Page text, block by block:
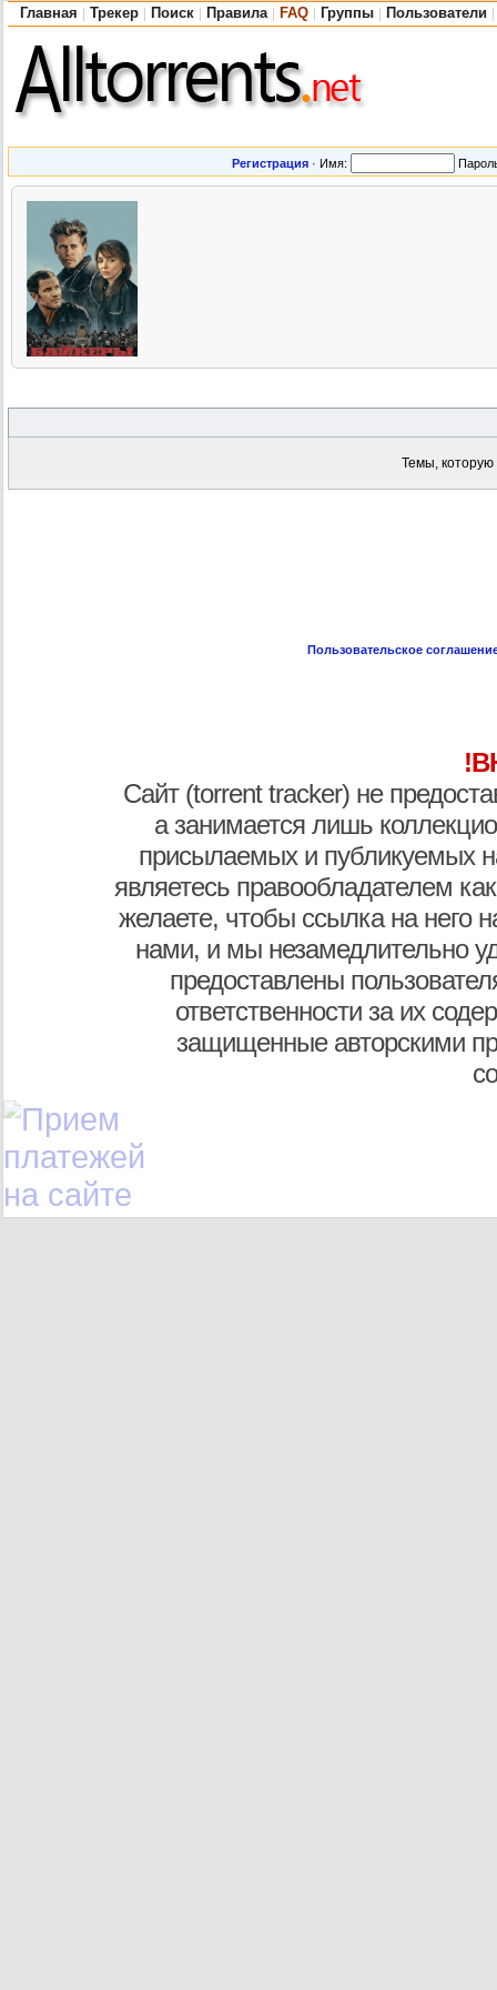
Главная Трекер Поиск Правила FAQ Группы Пользователи
Регистрация · Имя:
Темы, которую
Пользовательское
Сайт (torrent tracker) не
а занимается лишь
присылаемых и публикуемых
являетесь правообладателем
желаете, чтобы ссылка на него
нами, и мы незамедлительно
предоставлены
ответственности за их
защищенные авторскими